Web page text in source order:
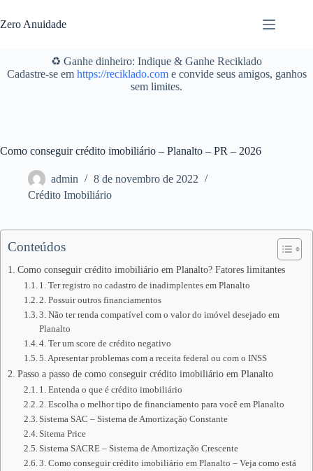
para
o
Zero Anuidade
♻️ Ganhe dinheiro: Indique & Ganhe Reciklado
Cadastre-se em https://reciklado.come convide seus amigos, ganhos
sem limites.
Como conseguir crédito imobiliário – Planalto – PR – 2026
admin
8 de novembro de 2022
Crédito Imobiliário
Conteúdos
Como conseguir crédito imobiliário em Planalto? Fatores limitantes
1. Ter registro no cadastro de inadimplentes em Planalto
2. Possuir outros financiamentos
3. Não ter renda compatível com o valor do imóvel desejado em
Planalto
4. Ter um score de crédito negativo
5. Apresentar problemas com a receita federal ou com o INSS
Passo a passo de como conseguir crédito imobiliário em Planalto
1. Entenda o que é crédito imobiliário
2. Escolha o melhor tipo de financiamento para você em Planalto
Sistema SAC – Sistema de Amortização Constante
Sitema Price
Sistema SACRE – Sistema de Amortização Crescente
3. Como conseguir crédito imobiliário em Planalto – Veja como está